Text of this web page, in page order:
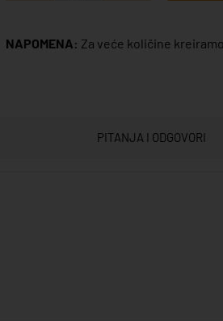
NAPOMENA: Za veće količine
PITANJA I ODGOVORI